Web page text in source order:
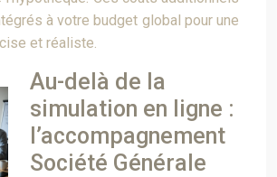
à votre budget global pour une
et réaliste.
Au-delà de la
simulation en ligne :
l’accompagnement
Société Générale